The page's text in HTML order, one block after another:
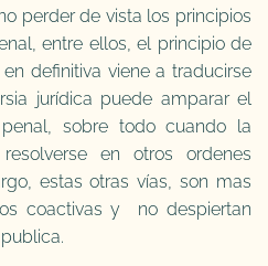
de vista los principios
entre ellos, el principio de
definitiva viene a traducirse
jurídica puede amparar el
sobre todo cuando la
en otros ordenes
estas otras vías, son mas
coactivas y no despiertan